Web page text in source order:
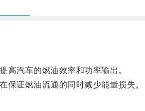
汽车的燃油效率和功率输出。
证燃油流通的同时减少能量损失。